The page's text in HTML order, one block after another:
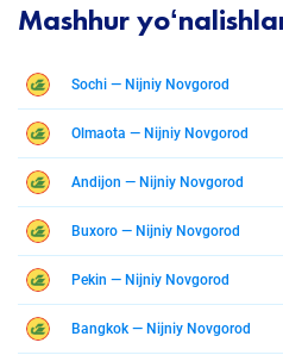
Mashhur
Sochi — Nijniy Novgorod
Olmaota — Nijniy Novgorod
Andijon — Nijniy Novgorod
Buxoro — Nijniy Novgorod
Pekin — Nijniy Novgorod
Bangkok — Nijniy Novgorod